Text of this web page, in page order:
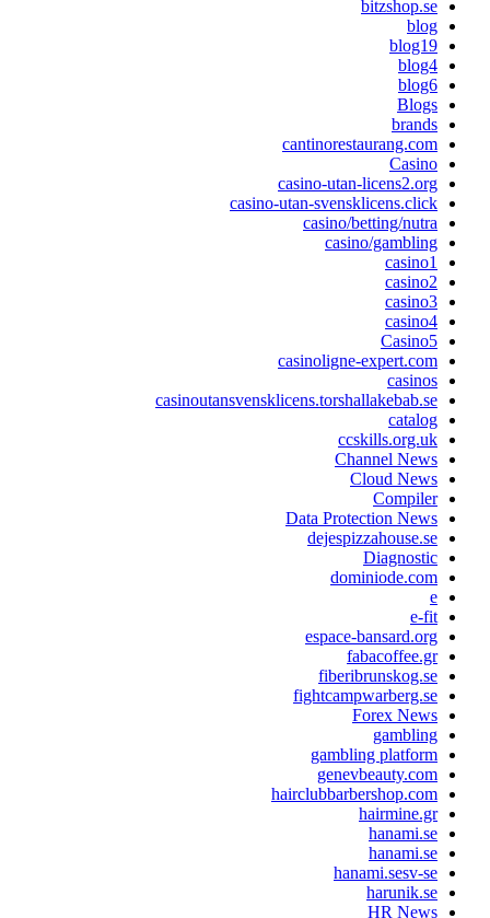
bitzshop.se
blog
blog19
blog4
blog6
Blogs
brands
cantinorestaurang.com
Casino
casino-utan-licens2.org
casino-utan-svensklicens.click
casino/betting/nutra
casino/gambling
casino1
casino2
casino3
casino4
Casino5
casinoligne-expert.com
casinos
casinoutansvensklicens.torshallakebab.se
catalog
ccskills.org.uk
Channel News
Cloud News
Compiler
Data Protection News
dejespizzahouse.se
Diagnostic
dominiode.com
e
e-fit
espace-bansard.org
fabacoffee.gr
fiberibrunskog.se
fightcampwarberg.se
Forex News
gambling
gambling platform
genevbeauty.com
hairclubbarbershop.com
hairmine.gr
hanami.se
hanami.se
hanami.sesv-se
harunik.se
HR News